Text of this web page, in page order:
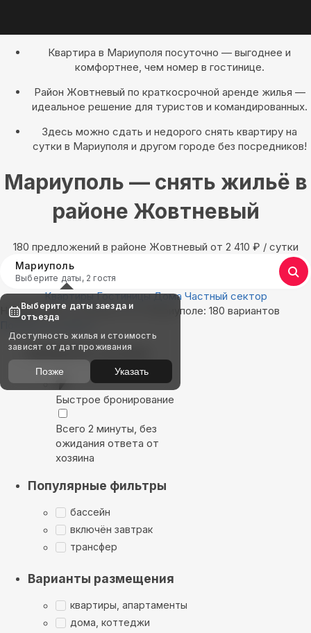
Квартира в Мариуполя посуточно — выгоднее и
комфортнее, чем номер в гостинице.
Район Жовтневый по краткосрочной аренде жилья —
идеальное решение для туристов и командированных.
Здесь можно сдать и недорого снять квартиру на
сутки в Мариуполя и другом городе без посредников!
Мариуполь — снять жильё в
районе Жовтневый
180 предложений в районе Жовтневый oт 2 410 ₽ / сутки
Мариуполь
Выберите даты, 2 гостя
Квартиры Гостиницы Дома Частный сектор
Найдём, где остановиться в Мариуполе: 180 вариантов
Показать на карте
Выбирайте лучшее
Быстрое бронирование
Всего 2 минуты, без
ожидания ответа от
хозяина
Популярные фильтры
бассейн
включён завтрак
трансфер
Варианты размещения
квартиры, апартаменты
дома, коттеджи
Выберите даты заезда и
отъезда
Доступность жилья и стоимость
зависят от дат проживания
Позже Указать